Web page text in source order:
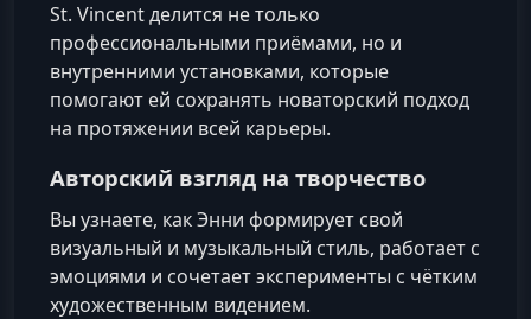
St. Vincent делится не только
профессиональными приёмами, но и
внутренними установками, которые
помогают ей сохранять новаторский подход
на протяжении всей карьеры.
Авторский взгляд на творчество
Вы узнаете, как Энни формирует свой
визуальный и музыкальный стиль, работает с
эмоциями и сочетает эксперименты с чётким
художественным видением.